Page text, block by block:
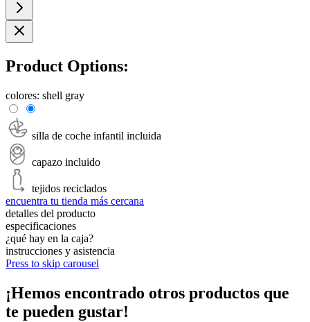
Product Options:
colores: shell gray
silla de coche infantil incluida
capazo incluido
tejidos reciclados
encuentra tu tienda más cercana
detalles del producto
especificaciones
¿qué hay en la caja?
instrucciones y asistencia
Press to skip carousel
¡Hemos encontrado otros productos que
te pueden gustar!